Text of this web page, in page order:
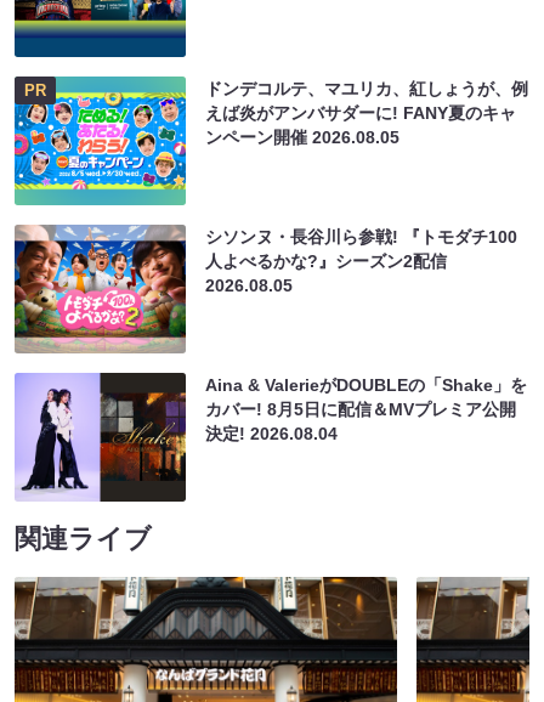
PR
ドンデコルテ、マユリカ、紅しょうが、例
えば炎がアンバサダーに! FANY夏のキャ
ンペーン開催2026.08.05
シソンヌ・長谷川ら参戦! 『トモダチ100
人よべるかな?』シーズン2配信
2026.08.05
Aina & ValerieがDOUBLEの「Shake」を
カバー! 8月5日に配信＆MVプレミア公開
決定!2026.08.04
関連ライブ